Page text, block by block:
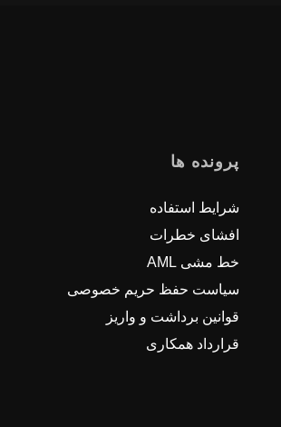
پرونده ها
شرایط استفاده
افشای خطرات
خط مشی AML
سیاست حفظ حریم خصوصی
قوانین برداشت و واریز
قرارداد همکاری